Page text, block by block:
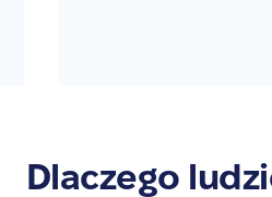
Dlaczego